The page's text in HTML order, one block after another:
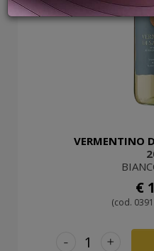
GIFT
VERMENTINO
€
(cod.
+
-